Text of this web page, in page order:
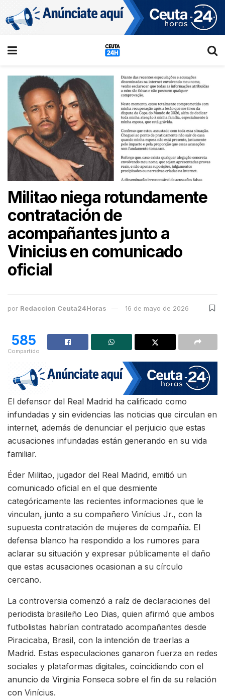
Militao niega rotundamente
contratación de
acompañantes junto a
Vinicius en comunicado
oficial
por Redaccion Ceuta24Horas 16 de mayo de 2026
585
Compartido
El defensor del Real Madrid ha calificado como
infundadas y sin evidencias las noticias que circulan en
internet, además de denunciar el perjuicio que estas
acusaciones infundadas están generando en su vida
familiar.
Éder Militao, jugador del Real Madrid, emitió un
comunicado oficial en el que desmiente
categóricamente las recientes informaciones que le
vinculan, junto a su compañero Vinícius Jr., con la
supuesta contratación de mujeres de compañía. El
defensa blanco ha respondido a los rumores para
aclarar su situación y expresar públicamente el daño
que estas acusaciones ocasionan a su círculo
cercano.
La controversia comenzó a raíz de declaraciones del
periodista brasileño Leo Dias, quien afirmó que ambos
futbolistas habrían contratado acompañantes desde
Piracicaba, Brasil, con la intención de traerlas a
Madrid. Estas especulaciones ganaron fuerza en redes
sociales y plataformas digitales, coincidiendo con el
anuncio de Virginia Fonseca sobre el fin de su relación
con Vinícius.